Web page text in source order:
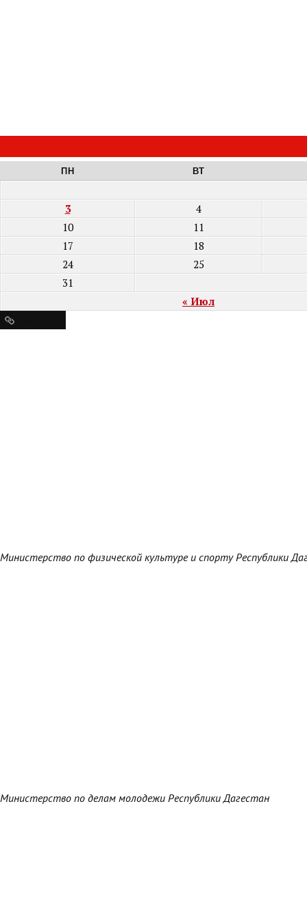
ПН ВТ
« Июл
3
4
10
11
17
18
24
25
31
Министерство по физической культуре и спорту Республики
Министерство по делам молодежи Республики Дагестан